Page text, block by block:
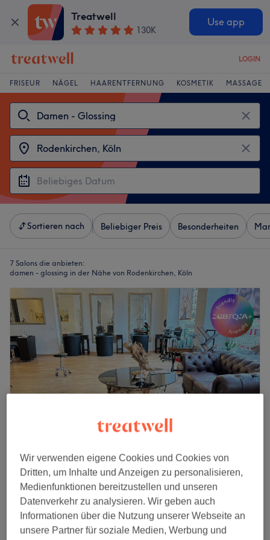
Treatwell
130K
Use app
LOGIN
FRISEUR NÄGEL HAARENTFERNUNG KOSMETIK MASSAGE
Sortieren nach Beliebiger Preis Besonderheiten
7 Salons die anbieten:
damen - glossing in der Nähe von Rodenkirchen, Köln
Paris Chic
4,9
71 Bewertungen
Marienburg, Köln
Auf Karte anzeigen
Damen - Glossing
55 Min.
ab 40 €
Schnellansicht Saloninfos
Wir verwenden eigene Cookies und Cookies von
Dritten, um Inhalte und Anzeigen zu personalisieren,
Medienfunktionen bereitzustellen und unseren
Datenverkehr zu analysieren. Wir geben auch
Informationen über die Nutzung unserer Webseite an
unsere Partner für soziale Medien, Werbung und